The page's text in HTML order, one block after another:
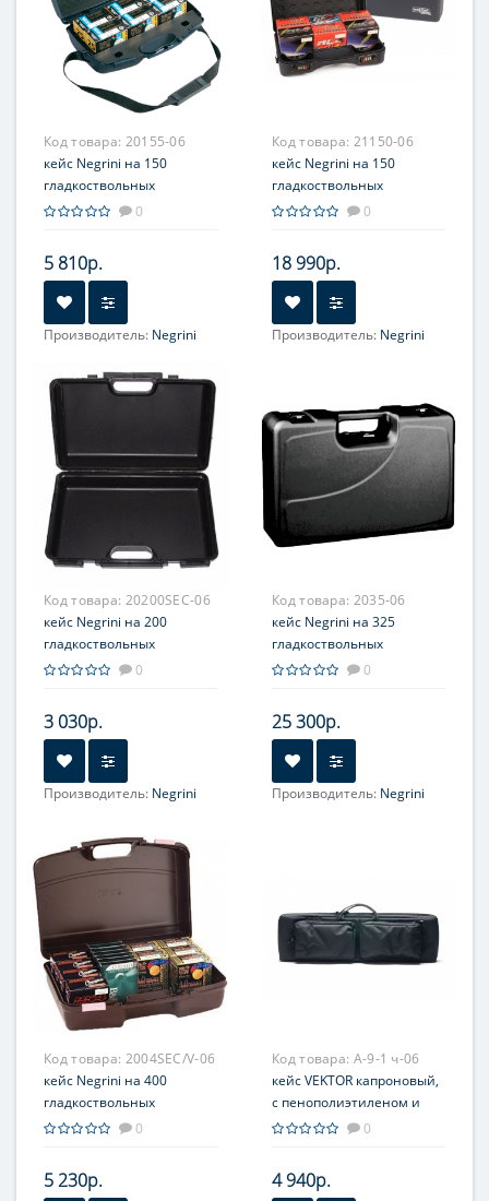
Код товара: 20155-06
кейс Negrini на 150
гладкоствольных
патронов, с отделением
0
5 810р.
Производитель: Negrini
Код товара: 21150-06
кейс Negrini на 150
гладкоствольных
патронов, черный,
0
18 990р.
Производитель: Negrini
Код товара: 20200SEC-06
кейс Negrini на 200
гладкоствольных
патронов
0
3 030р.
Производитель: Negrini
Код товара: 2035-06
кейс Negrini на 325
гладкоствольных
патронов, черный
0
25 300р.
Производитель: Negrini
Код товара: 2004SEC/V-06
кейс Negrini на 400
гладкоствольных
патронов
0
5 230р.
Код товара: А-9-1 ч-06
кейс VEKTOR капроновый,
с пенополиэтиленом и
креплением оружия
отделениями под
0
4 940р.